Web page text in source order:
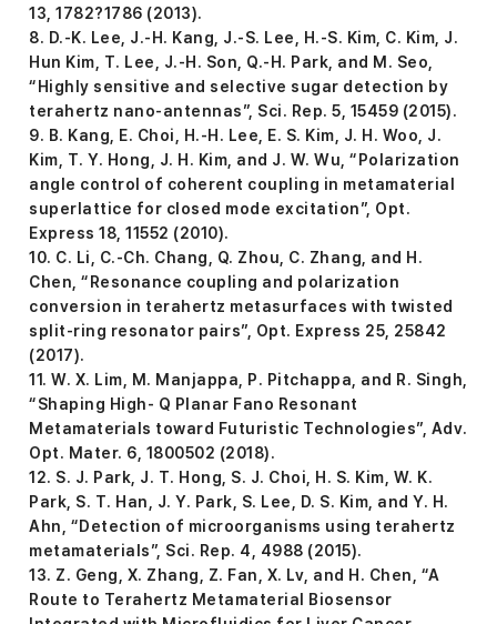
13, 1782?1786 (2013).
8. D.-K. Lee, J.-H. Kang, J.-S. Lee, H.-S. Kim, C. Kim, J.
Hun Kim, T. Lee, J.-H. Son, Q.-H. Park, and M. Seo,
“Highly sensitive and selective sugar detection by
terahertz nano-antennas”, Sci. Rep. 5, 15459 (2015).
9. B. Kang, E. Choi, H.-H. Lee, E. S. Kim, J. H. Woo, J.
Kim, T. Y. Hong, J. H. Kim, and J. W. Wu, “Polarization
angle control of coherent coupling in metamaterial
superlattice for closed mode excitation”, Opt.
Express 18, 11552 (2010).
10. C. Li, C.-Ch. Chang, Q. Zhou, C. Zhang, and H.
Chen, “Resonance coupling and polarization
conversion in terahertz metasurfaces with twisted
split-ring resonator pairs”, Opt. Express 25, 25842
(2017).
11. W. X. Lim, M. Manjappa, P. Pitchappa, and R. Singh,
“Shaping High- Q Planar Fano Resonant
Metamaterials toward Futuristic Technologies”, Adv.
Opt. Mater. 6, 1800502 (2018).
12. S. J. Park, J. T. Hong, S. J. Choi, H. S. Kim, W. K.
Park, S. T. Han, J. Y. Park, S. Lee, D. S. Kim, and Y. H.
Ahn, “Detection of microorganisms using terahertz
metamaterials”, Sci. Rep. 4, 4988 (2015).
13. Z. Geng, X. Zhang, Z. Fan, X. Lv, and H. Chen, “A
Route to Terahertz Metamaterial Biosensor